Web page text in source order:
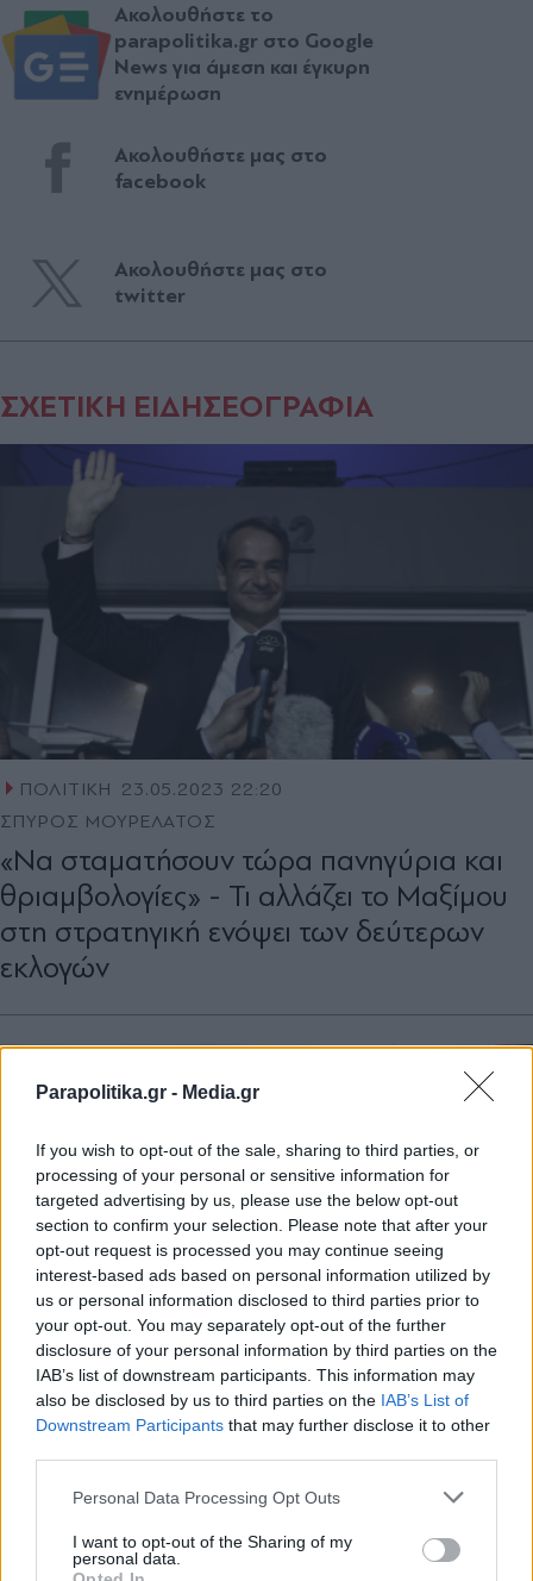
Parapolitika.gr - Media.gr
If you wish to opt-out of the sale, sharing to third parties, or
processing of your personal or sensitive information for
targeted advertising by us, please use the below opt-out
section to confirm your selection. Please note that after your
opt-out request is processed you may continue seeing
interest-based ads based on personal information utilized by
us or personal information disclosed to third parties prior to
your opt-out. You may separately opt-out of the further
disclosure of your personal information by third parties on the
IAB’s list of downstream participants. This information may
also be disclosed by us to third parties on the IAB’s List of
Downstream Participants that may further disclose it to other
Personal Data Processing Opt Outs
I want to opt-out of the Sharing of my
personal data.
Ακολουθήστε το
parapolitika.gr στο Google
News για άμεση και έγκυρη
ενημέρωση
Ακολουθήστε μας στο
facebook
Ακολουθήστε μας στο
twitter
ΣΧΕΤΙΚΗ ΕΙΔΗΣΕΟΓΡΑΦΙΑ
ΠΟΛΙΤΙΚΗ
23.05.2023 22:20
ΣΠΥΡΟΣ ΜΟΥΡΕΛΑΤΟΣ
«Να σταματήσουν τώρα πανηγύρια και
θριαμβολογίες» - Τι αλλάζει το Μαξίμου
στη στρατηγική ενόψει των δεύτερων
εκλογών
ΠΟΛΙΤΙΚΗ
05.07.2023 12:25
ΠΕΝΥ ΑΒΡΑΜΙΔΗ
Αυτοδιοικητικές εκλογές: Η στρατηγική
που θα ακολουθήσουν ΝΔ, ΣΥΡΙΖΑ και
ΠΑΣΟΚ στον δρόμο προς δημοτικές και
περιφερειακές κάλπες
Εγγραφή στο newsletter